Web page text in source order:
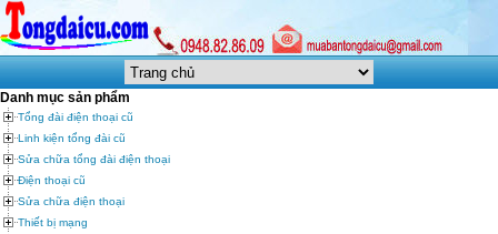
Danh mục sản phẩm
Tổng đài điện thoại cũ
Linh kiện tổng đài cũ
Sửa chữa tổng đài điện thoại
Điện thoại cũ
Sửa chữa điện thoại
Thiết bị mạng